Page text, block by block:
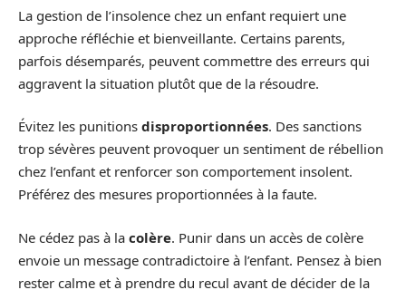
La gestion de l’insolence chez un enfant requiert une
approche réfléchie et bienveillante. Certains parents,
parfois désemparés, peuvent commettre des erreurs qui
aggravent la situation plutôt que de la résoudre.
Évitez les punitions disproportionnées. Des sanctions
trop sévères peuvent provoquer un sentiment de rébellion
chez l’enfant et renforcer son comportement insolent.
Préférez des mesures proportionnées à la faute.
Ne cédez pas à la colère. Punir dans un accès de colère
envoie un message contradictoire à l’enfant. Pensez à bien
rester calme et à prendre du recul avant de décider de la